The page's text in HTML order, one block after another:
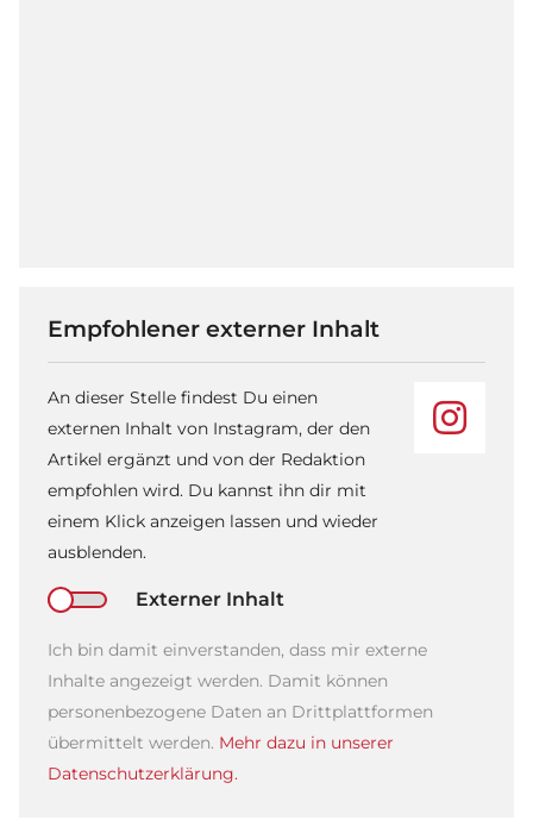
Empfohlener externer Inhalt
An dieser Stelle findest Du einen
externen Inhalt von Instagram, der den
Artikel ergänzt und von der Redaktion
empfohlen wird. Du kannst ihn dir mit
einem Klick anzeigen lassen und wieder
ausblenden.
Externer Inhalt
Ich bin damit einverstanden, dass mir externe
Inhalte angezeigt werden. Damit können
personenbezogene Daten an Drittplattformen
übermittelt werden. Mehr dazu in unserer
Datenschutzerklärung.